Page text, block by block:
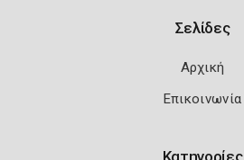
Σελίδες
Αρχική
Επικοινωνία
Κατηγορίες